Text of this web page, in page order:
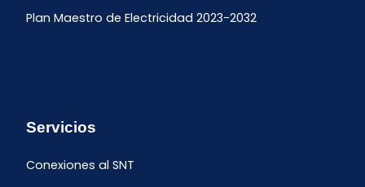
Plan Maestro de Electricidad 2023-2032
Servicios
Conexiones al SNT